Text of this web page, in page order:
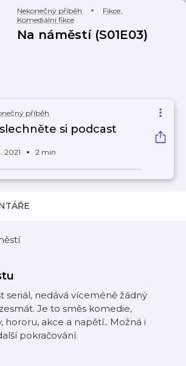
Nekonečný příběh Fikce,
Komediální fikce
Na náměstí (S01E03)
příběh
si podcast
2021 2 min
seriál, nedává víceméně žádný
Je to směs komedie,
hororu, akce a napětí.. Možná i
pokračování.